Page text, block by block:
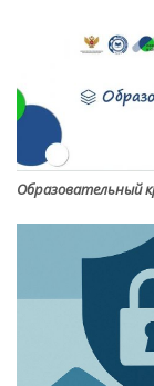
Образовательный